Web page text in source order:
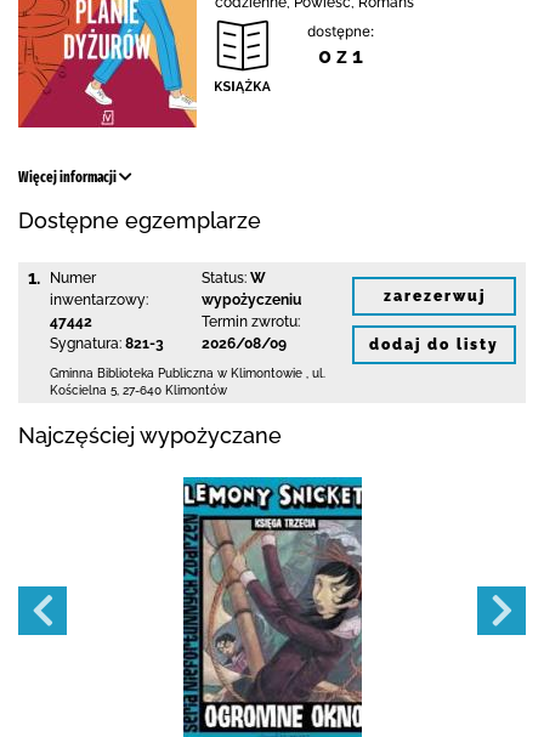
dostępne:
0 z 1
Więcej informacji
Dostępne egzemplarze
1.
Numer
inwentarzowy:
47442
Sygnatura: 821-3
Status: W
wypożyczeniu
Termin zwrotu:
2026/08/09
Gminna Biblioteka Publiczna w Klimontowie
ul.
Kościelna 5 27-640 Klimontów
zarezerwuj
dodaj do listy
Najczęściej wypożyczane